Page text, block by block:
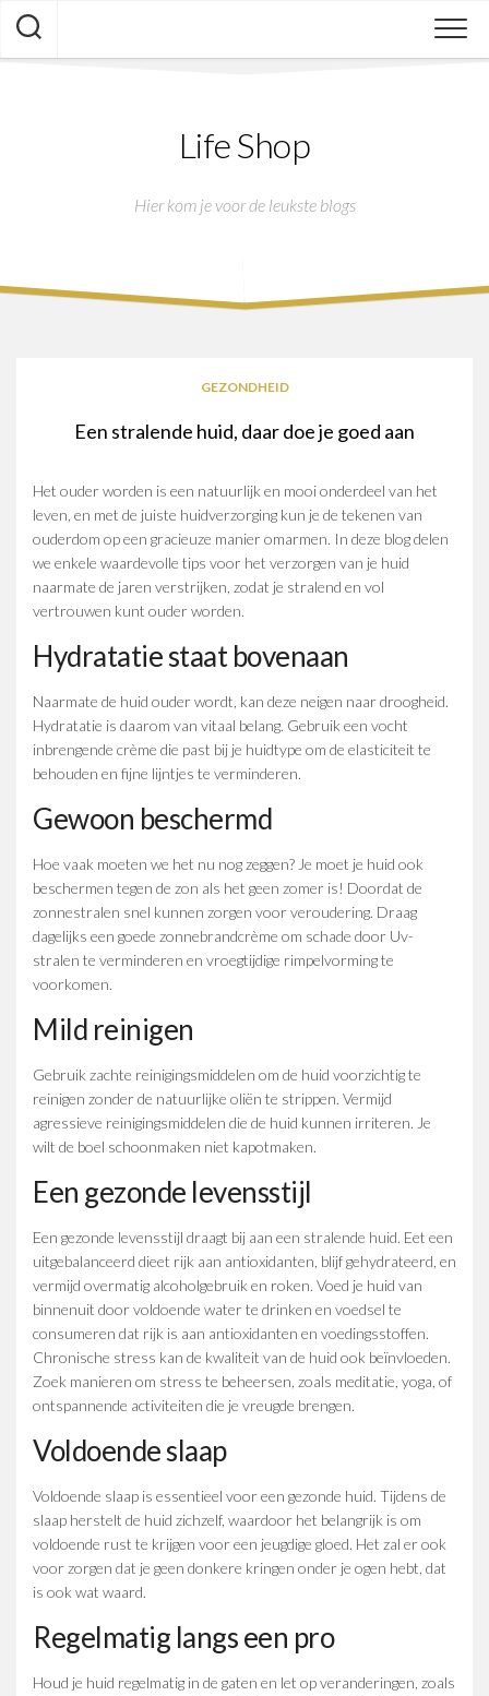
Skip
content
Life Shop
Hier kom je voor de leukste blogs
GEZONDHEID
Een stralende huid, daar doe je goed aan
Het ouder worden is een natuurlijk en mooi onderdeel van het
leven, en met de juiste huidverzorging kun je de tekenen van
ouderdom op een gracieuze manier omarmen. In deze blog delen
we enkele waardevolle tips voor het verzorgen van je huid
naarmate de jaren verstrijken, zodat je stralend en vol
vertrouwen kunt ouder worden.
Hydratatie staat bovenaan
Naarmate de huid ouder wordt, kan deze neigen naar droogheid.
Hydratatie is daarom van vitaal belang. Gebruik een vocht
inbrengende crème die past bij je huidtype om de elasticiteit te
behouden en fijne lijntjes te verminderen.
Gewoon beschermd
Hoe vaak moeten we het nu nog zeggen? Je moet je huid ook
beschermen tegen de zon als het geen zomer is! Doordat de
zonnestralen snel kunnen zorgen voor veroudering. Draag
dagelijks een goede zonnebrandcrème om schade door Uv-
stralen te verminderen en vroegtijdige rimpelvorming te
voorkomen.
Mild reinigen
Gebruik zachte reinigingsmiddelen om de huid voorzichtig te
reinigen zonder de natuurlijke oliën te strippen. Vermijd
agressieve reinigingsmiddelen die de huid kunnen irriteren. Je
wilt de boel schoonmaken niet kapotmaken.
Een gezonde levensstijl
Een gezonde levensstijl draagt bij aan een stralende huid. Eet een
uitgebalanceerd dieet rijk aan antioxidanten, blijf gehydrateerd, en
vermijd overmatig alcoholgebruik en roken. Voed je huid van
binnenuit door voldoende water te drinken en voedsel te
consumeren dat rijk is aan antioxidanten en voedingsstoffen.
Chronische stress kan de kwaliteit van de huid ook beïnvloeden.
Zoek manieren om stress te beheersen, zoals meditatie, yoga, of
ontspannende activiteiten die je vreugde brengen.
Voldoende slaap
Voldoende slaap is essentieel voor een gezonde huid. Tijdens de
slaap herstelt de huid zichzelf, waardoor het belangrijk is om
voldoende rust te krijgen voor een jeugdige gloed. Het zal er ook
voor zorgen dat je geen donkere kringen onder je ogen hebt, dat
is ook wat waard.
Regelmatig langs een pro
Houd je huid regelmatig in de gaten en let op veranderingen, zoals